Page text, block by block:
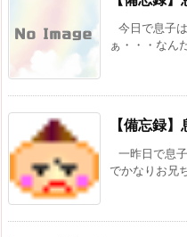
今日で息子
ぁ・・・なん
【備忘録
一昨日で息
でかなりお兄